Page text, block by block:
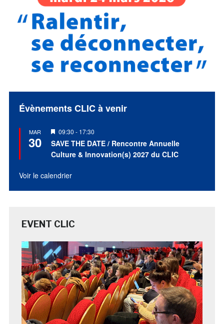
Évènements CLIC à venir
MAR
30
Mis
en
avant
09:30 - 17:30
SAVE THE DATE / Rencontre Annuelle
Culture & Innovation(s) 2027 du CLIC
Voir le calendrier
EVENT CLIC